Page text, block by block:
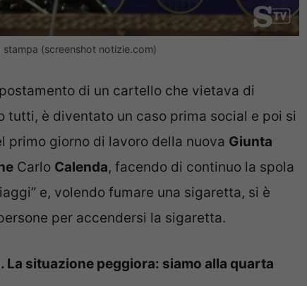
(screenshot notizie.com)
di un cartello che vietava di
tutti, è diventato un caso prima social e poi si
primo giorno di lavoro della nuova Giunta
Carlo Calenda, facendo di continuo la spola
e, volendo fumare una sigaretta, si è
per accendersi la sigaretta.
La situazione peggiora: siamo alla quarta